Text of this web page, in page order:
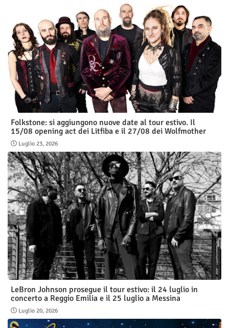
Folkstone: si aggiungono nuove date al tour estivo. Il
15/08 opening act dei Litfiba e il 27/08 dei Wolfmother
Luglio 23, 2026
LeBron Johnson prosegue il tour estivo: il 24 luglio in
concerto a Reggio Emilia e il 25 luglio a Messina
Luglio 20, 2026